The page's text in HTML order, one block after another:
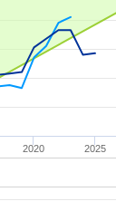
2020 2025